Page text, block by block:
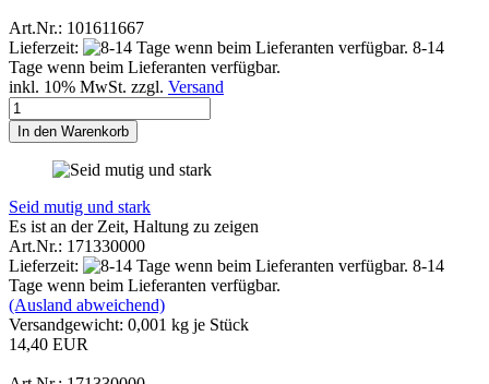
Art.Nr.: 101611667
Lieferzeit:
8-14
Tage wenn beim Lieferanten verfügbar.
inkl. 10% MwSt. zzgl. Versand
In den Warenkorb
Seid mutig und stark
Es ist an der Zeit, Haltung zu zeigen
Art.Nr.: 171330000
Lieferzeit:
8-14
Tage wenn beim Lieferanten verfügbar.
(Ausland abweichend)
Versandgewicht: 0,001 kg je Stück
14,40 EUR